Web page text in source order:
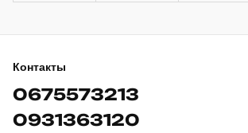
Контакты
0675573213
0931363120